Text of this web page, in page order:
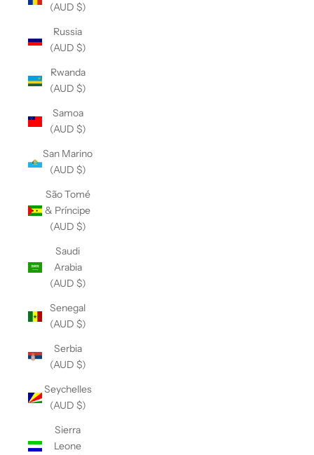
(AUD $)
Russia
(AUD $)
Rwanda
(AUD $)
Samoa
(AUD $)
San Marino
(AUD $)
São Tomé
& Príncipe
(AUD $)
Saudi
Arabia
(AUD $)
Senegal
(AUD $)
Serbia
(AUD $)
Seychelles
(AUD $)
Sierra
Leone